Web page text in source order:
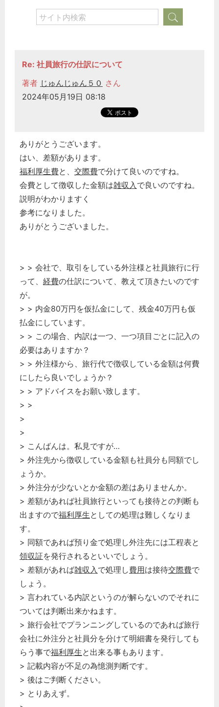
Re: 社員旅行の仕訳について
著者 じゅんじゅん５０ さん
2024年05月19日 08:18
ありがとうございます。
はい、差額があります。
福利厚生費と、 交際費で分けて良いのですね。
会費として徴収した金額は雑収入で良いのですね。
説明がわかりますく
参考になりました。
ありがとうございました。
> > 会社で、取引をしている外注様と社員旅行に行
って、 経費の仕訳について、教えて頂きたいのです
が。
> > 内金80万円を仮払金にして、残金40万円も仮
払金にしています。
> > この場合、内訳は一つ、一つ項目ごとに記入の
必要はありますか？
> > 外注様から、旅行代で徴収している金額は何費
にしたら良いでしょうか？
> > アドバイスをお願い致します。
> >
>
>
> こんばんは。私見ですが…
> 外注先から徴収している金額も社員分も同額でし
ょうか。
> 外注分が少ないとか金額の差はありませんか。
> 差額があれば社員旅行といっても接待との判断も
出ますので福利厚生としての処理は難しくなりま
す。
> 同額であれば預り金で処理し外注先には工程表と
領収証を発行されるといいでしょう。
> 差額があれば雑収入で処理し費用は接待交際費で
しょう。
> 言われている内訳というのが解らないのでそれに
ついては判断出来かねます。
> 旅行会社でプランニングしているのであれば旅行
会社に外注分と社員分を分けて明細書を発行しても
らう事で福利厚生と出来る事もあります。
> 記載内容が不足の為憶測判断です。
> 後はご判断ください。
> とりあえず。